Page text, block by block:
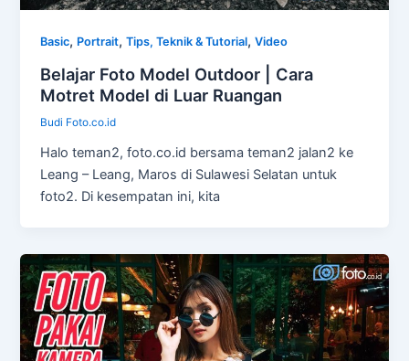
Basic, Portrait,Tips, Teknik & Tutorial,Video
Belajar Foto Model Outdoor | Cara
Motret Model di Luar Ruangan
Budi Foto.co.id
Halo teman2, foto.co.id bersama teman2 jalan2 ke
Leang – Leang, Maros di Sulawesi Selatan untuk
foto2. Di kesempatan ini, kita